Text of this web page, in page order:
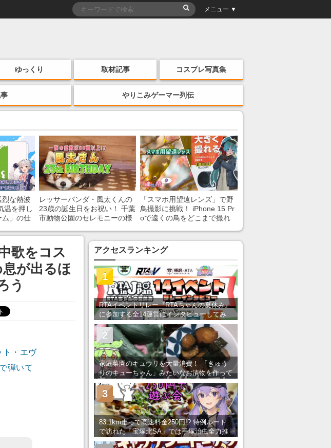
メニュー ▼
ゆっくり 取材記事 コスプレ写真集
やりこみゲーマー列伝
烈な熱波
温を押し
ム」の仕
レッサーパンダ・風太くんの
23歳の誕生日をお祝い！ 千葉
市動物公園のセレモニーの様
「スマホ用望遠レンズ」で野
鳥撮影に挑戦！ iPhone 15 Pr
oで遠くの鳥をどこまで撮れ
歌をコス
が出るほ
う
ト・エヴ
弾いて
アクセスランキング
RTAイベントリレー『RTAちゃんの夏休み』
に参加する全14運営にインタビューしてみ
た！ 「RTA in Japan」のチャンネルの貸し
出しを利用し8/9から1週間にわたって開催
1
家庭菜園のキュウリを大量消費！ 「きゅう
りのキューちゃん」みたいなお漬物を作って
みた
2
83.1km走って高速料金250円!? 特例ルート
で訪れた「宝塚北SA」では手塚治虫全力推
し＆関西グルメが楽しめる！
3